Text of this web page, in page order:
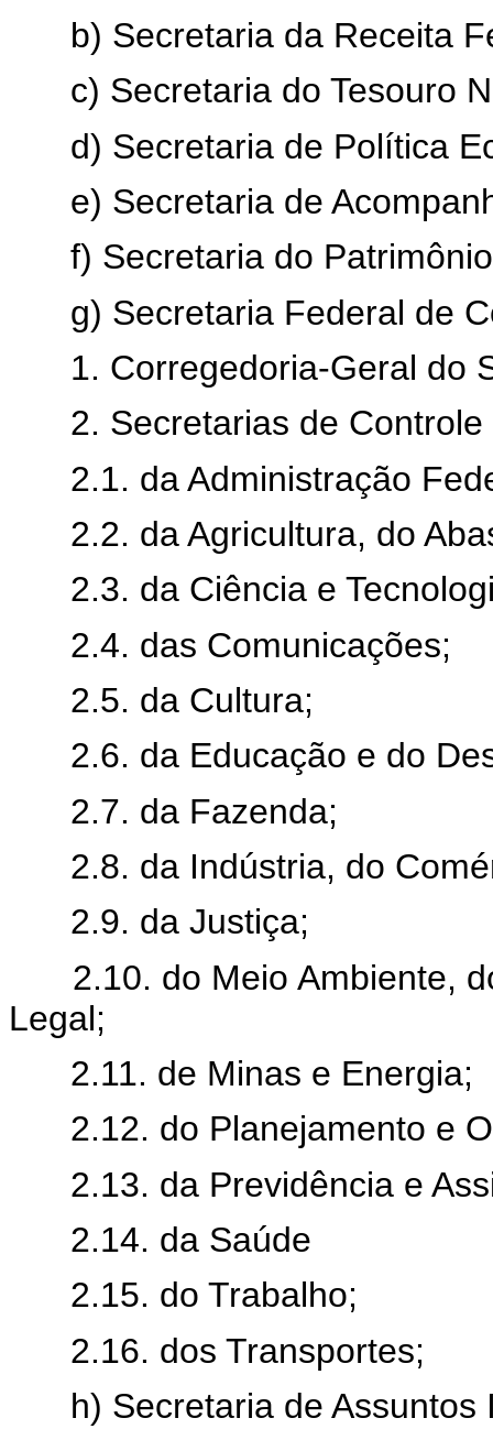
b) Secretaria da Receita
c) Secretaria do Tesouro
d) Secretaria de Política
e) Secretaria de
f) Secretaria do
g) Secretaria Federal de
1. Corregedoria-Geral do
2. Secretarias de
2.1. da Administração
2.2. da Agricultura, do
2.3. da Ciência e
2.4. das Comunicações;
2.5. da Cultura;
2.6. da Educação e do
2.7. da Fazenda;
2.8. da Indústria, do
2.9. da Justiça;
2.10. do Meio Ambiente,
Legal;
2.11. de Minas e Energia;
2.12. do Planejamento e
2.13. da Previdência e
2.14. da Saúde
2.15. do Trabalho;
2.16. dos Transportes;
h) Secretaria de Assuntos